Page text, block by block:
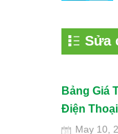
Sửa
Bảng Giá
Điện
May 10,